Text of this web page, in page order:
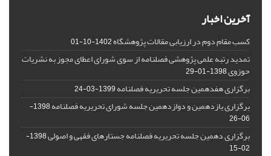
آخرین اخبار
کسب مقام دوم در ارزیابی مقالات پژوهشگاه1402-10-01
تمدید رتبه علمی پژوهشی فصلنامه از سوی شورای اعطای مجوز به نشریات
حوزوی1398-01-29
برگزاری هفدهمین جلسه تحریریه فصلنامه1399-03-24
برگزاری یازدهمین و دوازدهمین جلسه شورای تحریریه فصلنامه
1398-
06-26
برگزاری دهمین جلسه تحریریه فصلنامه جستارهای فقهی و اصولی
1398-
02-15